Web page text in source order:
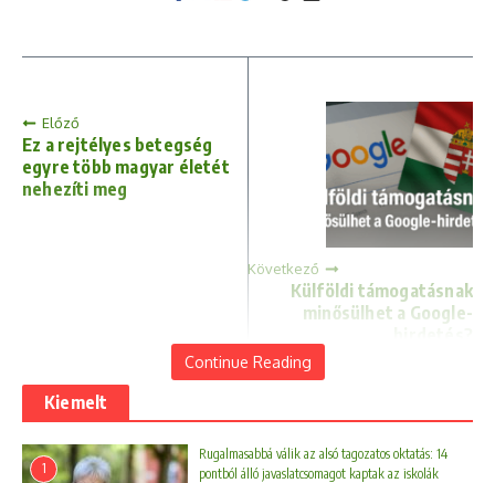
Előző
Ez a rejtélyes betegség
egyre több magyar életét
nehezíti meg
Következő
Külföldi támogatásnak
minősülhet a Google-
Continue Reading
Kiemelt
1
Rugalmasabbá válik az alsó tagozatos oktatás: 14
pontból álló javaslatcsomagot kaptak az iskolák